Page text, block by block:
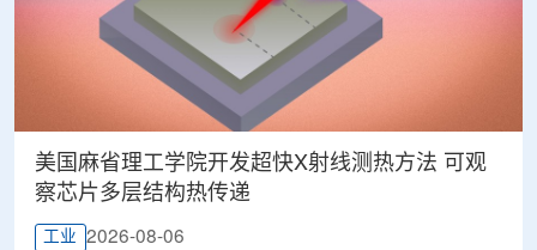
美国麻省理工学院开发超快X射线测热方法 可观
察芯片多层结构热传递
工业 2026-08-06